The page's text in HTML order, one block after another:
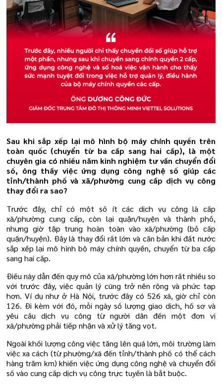
Sau khi sắp xếp lại mô hình bộ máy chính quyền trên
toàn quốc (chuyển từ ba cấp sang hai cấp), là một
chuyên gia có nhiều năm kinh nghiệm tư vấn chuyển đổi
số, ông thấy việc ứng dụng công nghệ số giúp các
tỉnh/thành phố và xã/phường cung cấp dịch vụ công
thay đổi ra sao?
Trước đây, chỉ có một số ít các dịch vụ công là cấp
xã/phường cung cấp, còn lại quận/huyện và thành phố,
nhưng giờ tập trung hoàn toàn vào xã/phường (bỏ cấp
quận/huyện). Đây là thay đổi rất lớn và căn bản khi đất nước
sắp xếp lại mô hình bộ máy chính quyền, chuyển từ ba cấp
sang hai cấp.
Điều này dẫn đến quy mô của xã/phường lớn hơn rất nhiều so
với trước đây, việc quản lý cũng trở nên rộng và phức tạp
hơn. Ví dụ như ở Hà Nội, trước đây có 526 xã, giờ chỉ còn
126. Đi kèm với đó, mỗi ngày số lượng giao dịch, hồ sơ và
yêu cầu dịch vụ công từ người dân đến một đơn vị
xã/phường phải tiếp nhận và xử lý tăng vọt.
Ngoài khối lượng công việc tăng lên quá lớn, môi trường làm
việc xa cách (từ phường/xã đến tỉnh/thành phố có thể cách
hàng trăm km) khiến việc ứng dụng công nghệ và chuyển đổi
số vào cung cấp dịch vụ công trực tuyến là bắt buộc.